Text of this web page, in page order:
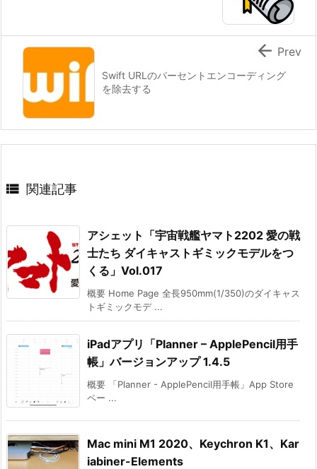
Swift URLのパーセントエンコーディング
を除去する
 Prev
 関連記事
アシェット「宇宙戦艦ヤマト2202 愛の戦
士たち ダイキャストギミックモデルをつ
くる」Vol.017
概要 Home Page 全長950mm(1/350)のダイキャス
トギミックモデ ...
iPadアプリ「Planner – ApplePencil用手
帳」バージョンアップ 1.4.5
概要 「Planner - ApplePencil用手帳」App Store
ペー ...
Mac mini M1 2020、Keychron K1、Kar
iabiner-Elements